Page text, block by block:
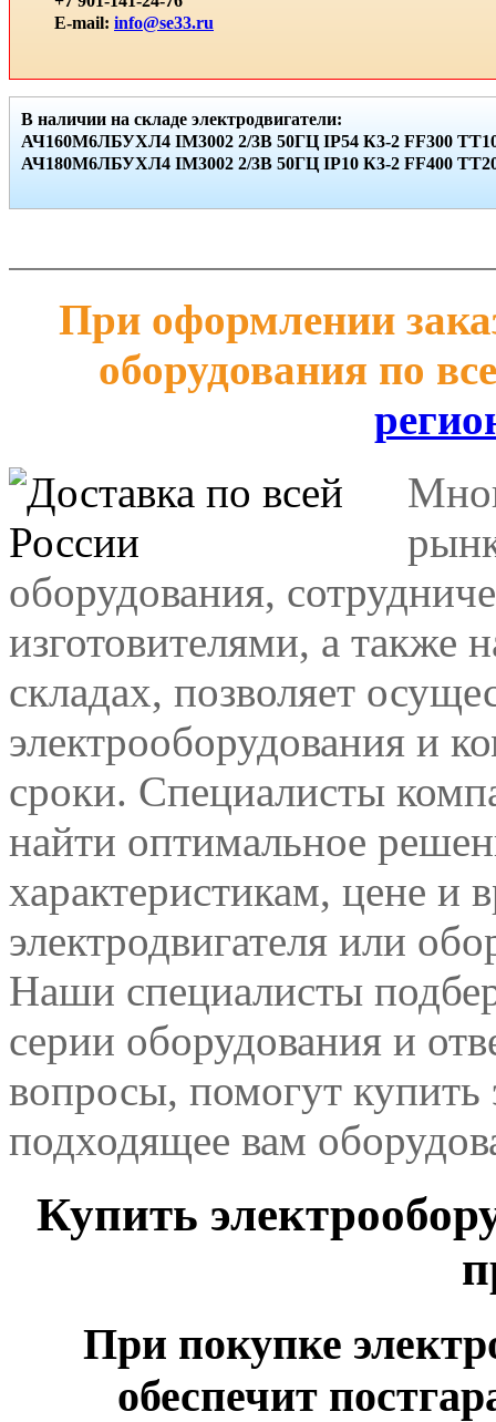
E-mail: info@se33.ru
В наличии на складе электродвигатели:
АЧ160М6ЛБУХЛ4 IМ3002 2/3В 50ГЦ IР54 К3-2 FF300 ТТ10
АЧ180М6ЛБУХЛ4 IМ3002 2/3В 50ГЦ IР10 К3-2 FF400 ТТ20
При оформлении
оборудования по
оборудования,
изготовителями, а также
складах, позволяет
электрооборудования и
сроки. Специалисты
найти оптимальное
характеристикам, цене и
электродвигателя или
Наши специалисты
серии оборудования и
вопросы, помогут купить
подходящее вам
Купить
При покупке
обеспечит